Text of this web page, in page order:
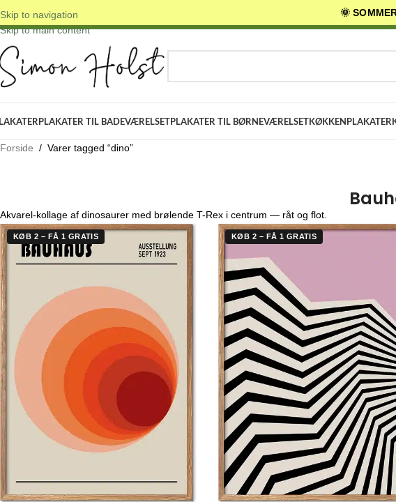
🌞
Skip to navigation
Skip to main content
ORIGINALE DESIGNS ✓ 3-5 DAGES LEVERING
PLAKATER TIL BADEVÆRELSETPLAKATER TIL BØRNEVÆRELSETKØKKENPLAKATER
Forside / Varer tagged “dino”
Akvarel-kollage af dinosaurer med brølende T-Rex i centrum — råt og flot.
KØB 2 – FÅ 1 GRATIS KØB 2 – FÅ 1 GRATIS